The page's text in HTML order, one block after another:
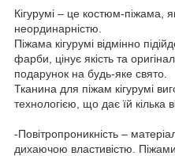
Кігурумі – це костюм-піжама,
неординарністю.
Піжама кігурумі відмінно
фарби, цінує якість та
подарунок на будь-яке свято.
Тканина для піжам кігурумі
технологією, що дає їй кілька
-Повітропроникність –
дихаючою властивістю.